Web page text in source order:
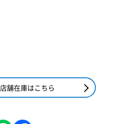
店舗在庫はこちら